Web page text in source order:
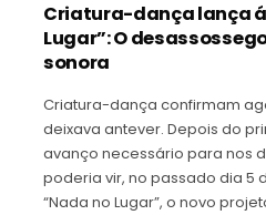
Criatura-dança lança
Lugar”: O
sonora
Criatura-dança confirmam
deixava antever. Depois do
avanço necessário para nos
poderia vir, no passado dia 5
“Nada no Lugar”, o novo